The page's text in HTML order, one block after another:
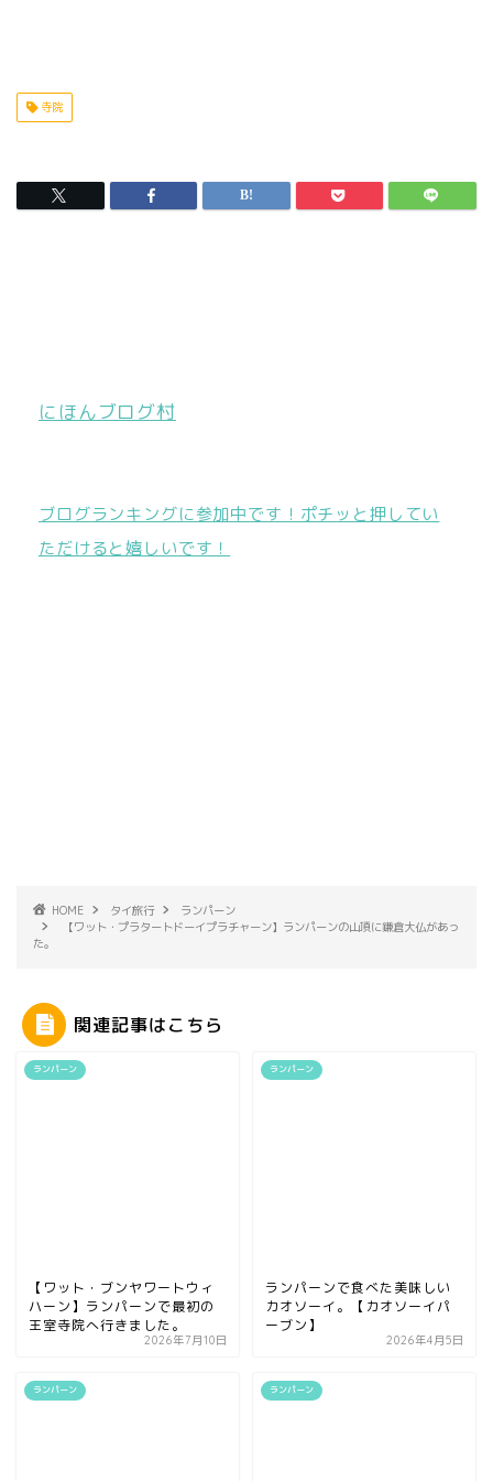
寺院
にほんブログ村
ブログランキングに参加中です！ポチッと押してい
ただけると嬉しいです！
HOME タイ旅行
ランパーン
【ワット・プラタートドーイプラチャーン】ランパーンの山頂に鎌倉大仏があっ
た。
関連記事はこちら
ランパーン
【ワット・ブンヤワートウィ
ハーン】ランパーンで最初の
王室寺院へ行きました。
2026年7月10日
ランパーン
ランパーンで食べた美味しい
カオソーイ。【カオソーイパ
ーブン】
2026年4月5日
ランパーン ランパーン